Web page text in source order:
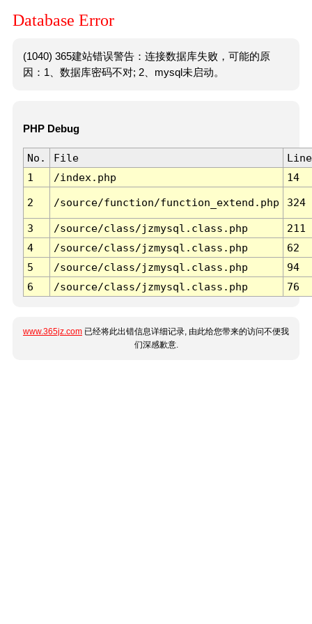
Database Error
(1040) 365建站错误警告：连接数据库失败，可能的原
因：1、数据库密码不对; 2、mysql未启动。
PHP Debug
No. File
Line
1
/index.php 14
2 /source/function/function_extend.php 324
3 /source/class/jzmysql.class.php
211
4
/source/class/jzmysql.class.php
62
5
/source/class/jzmysql.class.php
94
6
/source/class/jzmysql.class.php 76
www.365jz.com 已经将此出错信息详细记录, 由此给您带来的访问不便我
们深感歉意.